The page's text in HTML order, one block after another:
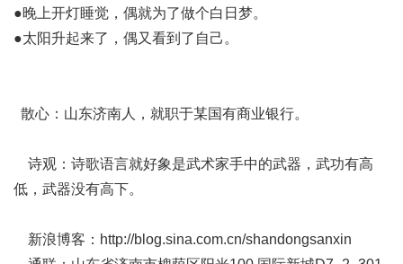
●晚上开灯睡觉，偶就为了做个白日梦。
●太阳升起来了，偶又看到了自己。
散心：山东济南人，就职于某国有商业银行。
诗观：诗歌语言就好象是武术家手中的武器，武功有高
低，武器没有高下。
新浪博客： http://blog.sina.com.cn/shandongsanxin